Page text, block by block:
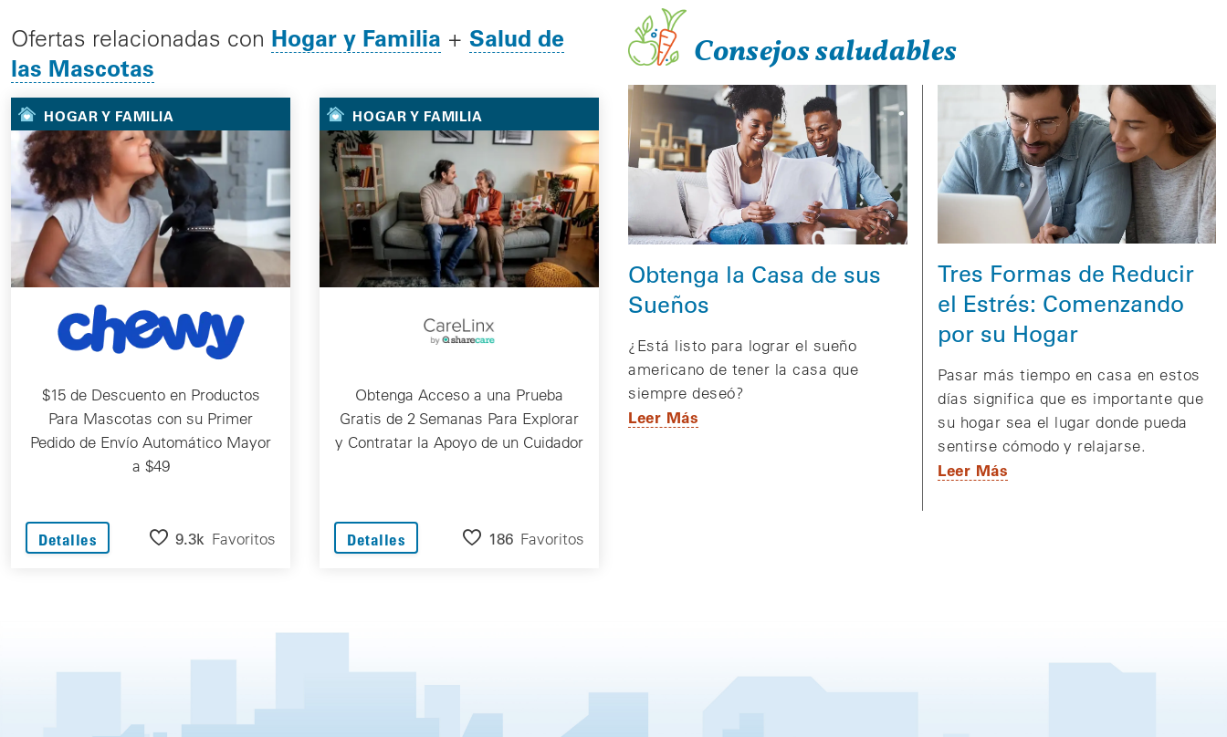
Ofertas relacionadas con Hogar y Familia + Salud de
las Mascotas
HOGAR Y FAMILIA
$15 de Descuento en Productos
Para Mascotas con su Primer
Pedido de Envío Automático Mayor
a $49
Detalles 9.3k Favoritos
HOGAR Y FAMILIA
Obtenga Acceso a una Prueba
Gratis de 2 Semanas Para Explorar
y Contratar la Apoyo de un Cuidador
Detalles 186 Favoritos
Consejos saludables
Obtenga la Casa de sus
Sueños
¿Está listo para lograr el sueño
americano de tener la casa que
siempre deseó?
Leer Más
Tres Formas de Reducir
el Estrés: Comenzando
por su Hogar
Pasar más tiempo en casa en estos
días significa que es importante que
su hogar sea el lugar donde pueda
sentirse cómodo y relajarse.
Leer Más